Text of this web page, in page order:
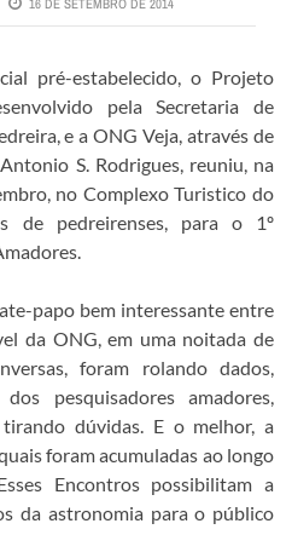
16 DE SETEMBRO DE 2014
pré-estabelecido, o Projeto
pela Secretaria de
e a ONG Veja, através de
S. Rodrigues, reuniu, na
no Complexo Turistico do
de pedreirenses, para o 1º
papo bem interessante entre
da ONG, em uma noitada de
foram rolando dados,
pesquisadores amadores,
tirando dúvidas. E o melhor, a
foram acumuladas ao longo
Encontros possibilitam a
da astronomia para o público